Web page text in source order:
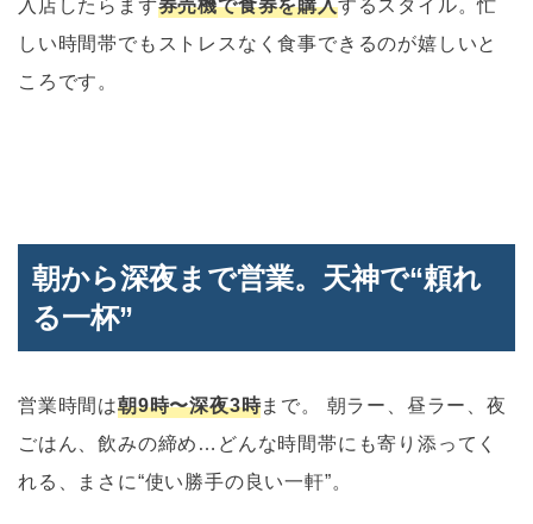
入店したらまず券売機で食券を購入するスタイル。忙
しい時間帯でもストレスなく食事できるのが嬉しいと
ころです。
朝から深夜まで営業。天神で“頼れ
る一杯”
営業時間は朝9時〜深夜3時まで。 朝ラー、昼ラー、夜
ごはん、飲みの締め…どんな時間帯にも寄り添ってく
れる、まさに“使い勝手の良い一軒”。